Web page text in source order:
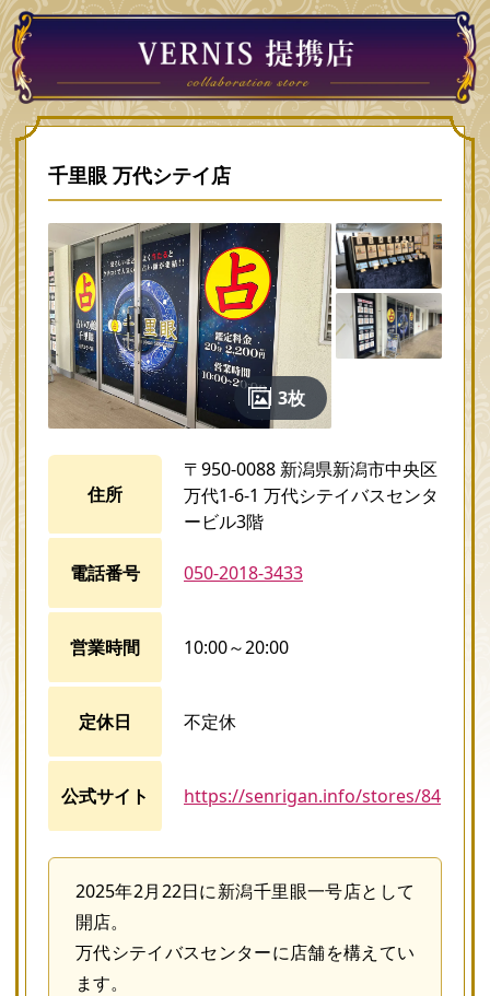
千里眼 万代シテイ店
3枚
住所
〒950-0088 新潟県新潟市中央区
万代1-6-1 万代シテイバスセンタ
ービル3階
電話番号 050-2018-3433
営業時間 10:00～20:00
定休日 不定休
公式サイト https://senrigan.info/stores/84
2025年2月22日に新潟千里眼一号店として
開店。
万代シテイバスセンターに店舗を構えてい
ます。